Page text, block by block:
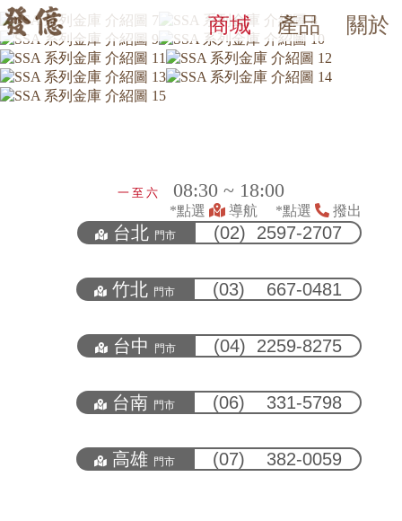
發億金庫｜台灣 40 年保險箱專賣店・防火防盜金庫・床頭櫃保
發億金庫（仁浦科技）自 1984 年創立，為台灣擁有 40 多年經
關於
產品
商城
SSA 系列金庫
SSA 系列金庫。 發億金庫 40 年保險箱專賣，全台五間門市（台北・
一 至 六 08:30 ~ 18:00
*點選 導航 *點選 撥出
台北 門市 (02) 2597-2707
竹北 門市 (03) 667-0481
台中 門市 (04) 2259-8275
台南 門市 (06) 331-5798
高雄 門市 (07) 382-0059